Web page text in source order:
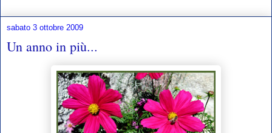
sabato 3 ottobre 2009
Un anno in più...